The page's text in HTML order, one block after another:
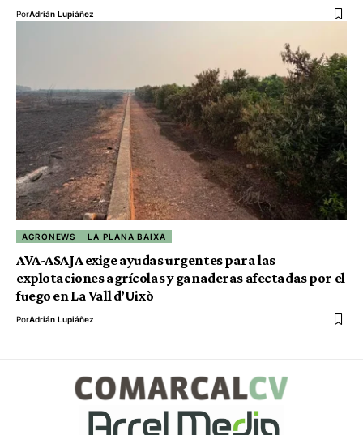
PorAdrián Lupiáñez
AGRONEWS LA PLANA BAIXA
AVA-ASAJA exige ayudas urgentes para las
explotaciones agrícolas y ganaderas afectadas por el
fuego en La Vall d’Uixò
PorAdrián Lupiáñez